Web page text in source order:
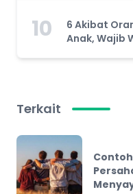
10
6 Akibat
Anak, Wajib
Terkait